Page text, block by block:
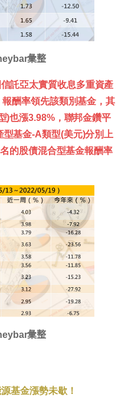
整
託亞太實質收息多重資產
酬率領先該類別基金，其
)也漲3.98%，聯邦金鑽平
基金-A類型(美元)分別上
的股債混合型基金報酬率
整
基金漲勢未歇！